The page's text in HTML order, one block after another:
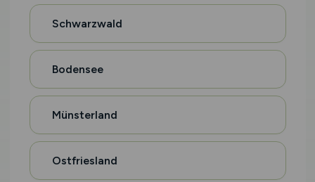
Schwarzwald
Bodensee
Münsterland
Ostfriesland